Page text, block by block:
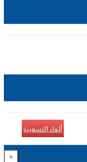
ألغاء التسعيرة
×